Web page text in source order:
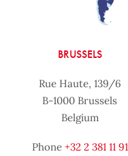
BRUSSELS
Rue Haute, 139/6
B-1000 Brussels
Belgium
Phone +32 2 381 11 91